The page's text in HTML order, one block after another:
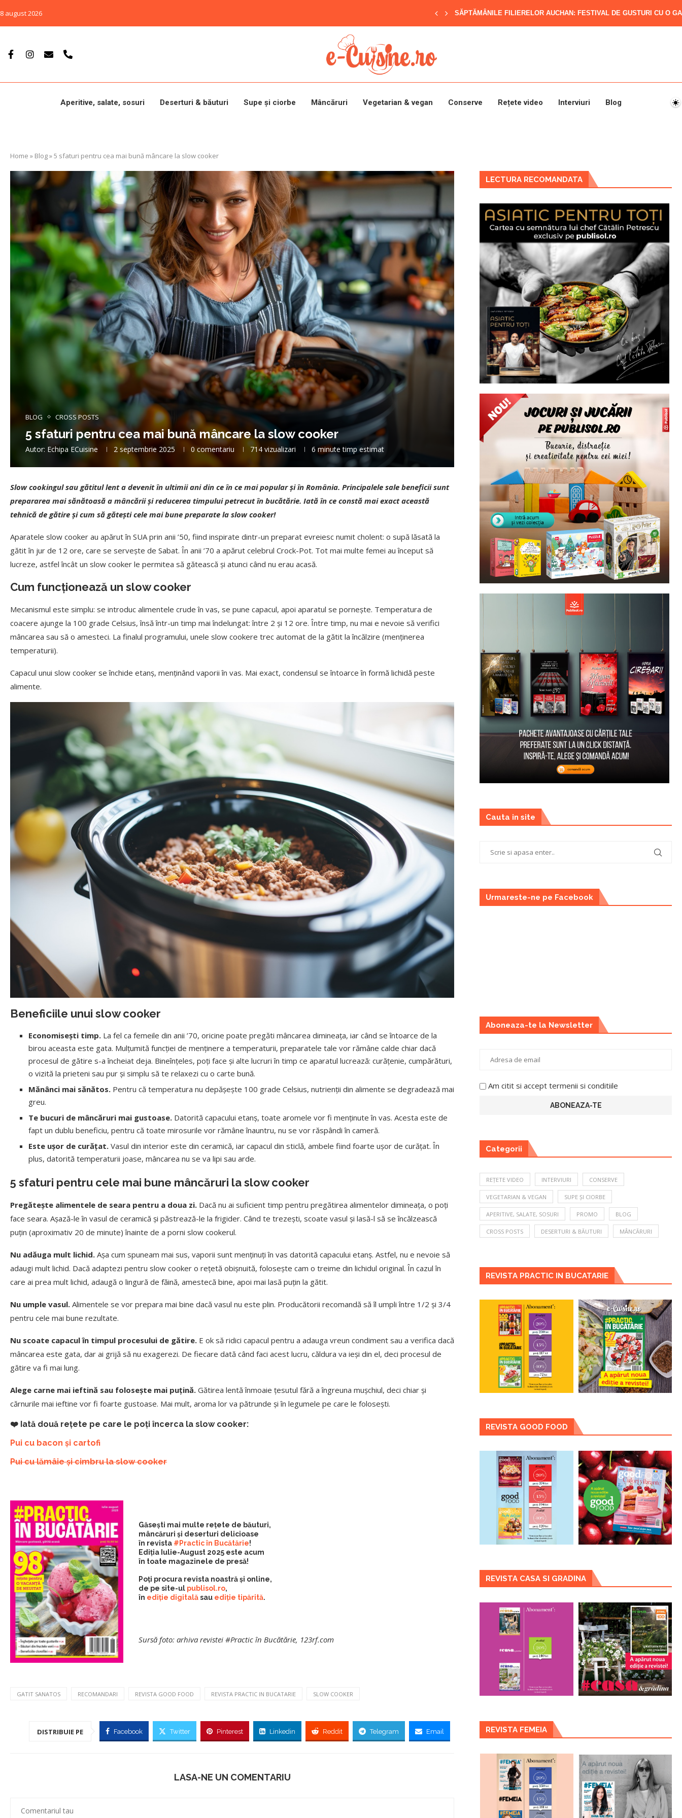
8 august 2026 SĂPTĂMÂNILE FILIERELOR AUCHAN: FESTIVAL DE GUSTURI CU O
Aperitive, salate, sosuri Deserturi & băuturi Supe și ciorbe Mâncăruri Vegetarian & vegan Conserve Rețete video Interviuri Blog
Home » Blog»5 sfaturi pentru cea mai bună mâncare la slow cooker
BLOG CROSS POSTS
5 sfaturi pentru cea mai bună mâncare la slow cooker
Autor: Echipa ECuisine 2 septembrie 2025 0 comentariu 714 vizualizari 6 minute timp estimat
Slow cookingul sau gătitul lent a devenit în ultimii ani din ce în ce mai popular și în România. Principalele sale beneficii sunt
prepararea mai sănătoasă a mâncării și reducerea timpului petrecut în bucătărie. Iată în ce constă mai exact această
tehnică de gătire și cum să gătești cele mai bune preparate la slow cooker!
Aparatele slow cooker au apărut în SUA prin anii ’50, fiind inspirate dintr-un preparat evreiesc numit cholent: o supă lăsată la
gătit în jur de 12 ore, care se servește de Sabat. În anii ’70 a apărut celebrul Crock-Pot. Tot mai multe femei au început să
lucreze, astfel încât un slow cooker le permitea să gătească și atunci când nu erau acasă.
Cum funcționează un slow cooker
Mecanismul este simplu: se introduc alimentele crude în vas, se pune capacul, apoi aparatul se pornește. Temperatura de
coacere ajunge la 100 grade Celsius, însă într-un timp mai îndelungat: între 2 și 12 ore. Între timp, nu mai e nevoie să verifici
mâncarea sau să o amesteci. La finalul programului, unele slow cookere trec automat de la gătit la încălzire (menținerea
temperaturii).
Capacul unui slow cooker se închide etanș, menținând vaporii în vas. Mai exact, condensul se întoarce în formă lichidă peste
alimente.
Beneficiile unui slow cooker
Economisești timp. La fel ca femeile din anii ’70, oricine poate pregăti mâncarea dimineața, iar când se întoarce de la
birou aceasta este gata. Mulțumită funcției de menținere a temperaturii, preparatele tale vor rămâne calde chiar dacă
procesul de gătire s-a încheiat deja. Bineînțeles, poți face și alte lucruri în timp ce aparatul lucrează: curățenie, cumpărături,
o vizită la prieteni sau pur și simplu să te relaxezi cu o carte bună.
Mănânci mai sănătos. Pentru că temperatura nu depășește 100 grade Celsius, nutrienții din alimente se degradează mai
greu.
Te bucuri de mâncăruri mai gustoase. Datorită capacului etanș, toate aromele vor fi menținute în vas. Acesta este de
fapt un dublu beneficiu, pentru că toate mirosurile vor rămâne înauntru, nu se vor răspândi în cameră.
Este ușor de curățat. Vasul din interior este din ceramică, iar capacul din sticlă, ambele fiind foarte ușor de curățat. În
plus, datorită temperaturii joase, mâncarea nu se va lipi sau arde.
5 sfaturi pentru cele mai bune mâncăruri la slow cooker
Pregătește alimentele de seara pentru a doua zi. Dacă nu ai suficient timp pentru pregătirea alimentelor dimineața, o poți
face seara. Așază-le în vasul de ceramică și păstrează-le la frigider. Când te trezești, scoate vasul și lasă-l să se încălzească
puțin (aproximativ 20 de minute) înainte de a porni slow cookerul.
Nu adăuga mult lichid. Așa cum spuneam mai sus, vaporii sunt menținuți în vas datorită capacului etanș. Astfel, nu e nevoie să
adaugi mult lichid. Dacă adaptezi pentru slow cooker o rețetă obișnuită, folosește cam o treime din lichidul original. În cazul în
care ai prea mult lichid, adaugă o lingură de făină, amestecă bine, apoi mai lasă puțin la gătit.
Nu umple vasul. Alimentele se vor prepara mai bine dacă vasul nu este plin. Producătorii recomandă să îl umpli între 1/2 și 3/4
pentru cele mai bune rezultate.
Nu scoate capacul în timpul procesului de gătire. E ok să ridici capacul pentru a adauga vreun condiment sau a verifica dacă
mâncarea este gata, dar ai grijă să nu exagerezi. De fiecare dată când faci acest lucru, căldura va ieși din el, deci procesul de
gătire va fi mai lung.
Alege carne mai ieftină sau folosește mai puțină. Gătirea lentă înmoaie țesutul fără a îngreuna mușchiul, deci chiar și
cărnurile mai ieftine vor fi foarte gustoase. Mai mult, aroma lor va pătrunde și în legumele pe care le folosești.
❤️ Iată două rețete pe care le poți încerca la slow cooker:
Pui cu bacon și cartofi
Pui cu lămâie și cimbru la slow cooker
Găsești mai multe rețete de băuturi,
mâncăruri și deserturi delicioase
în revista #Practic în Bucătărie!
Ediția Iulie-August 2025 este acum
în toate magazinele de presă!
Poți procura revista noastră și online,
de pe site-ul publisol.ro,
în ediție digitalăsau ediție tipărită.
Sursă foto: arhiva revistei #Practic în Bucătărie, 123rf.com
GATIT SANATOS RECOMANDARI REVISTA GOOD FOOD REVISTA PRACTIC IN BUCATARIE SLOW COOKER
DISTRIBUIE PE Facebook Twitter Pinterest Linkedin Reddit Telegram Email
LASA-NE UN COMENTARIU
LECTURA RECOMANDATA
Cauta in site
Urmareste-ne pe Facebook
Aboneaza-te la Newsletter
Am citit si accept termenii si conditiile
Categorii
REȚETE VIDEO INTERVIURI CONSERVE
VEGETARIAN & VEGAN SUPE ȘI CIORBE
APERITIVE, SALATE, SOSURI PROMO BLOG
CROSS POSTS DESERTURI & BĂUTURI MÂNCĂRURI
REVISTA PRACTIC IN BUCATARIE
REVISTA GOOD FOOD
REVISTA CASA SI GRADINA
REVISTA FEMEIA